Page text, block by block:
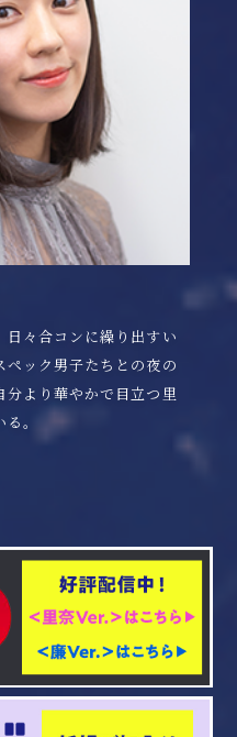
日々合コンに繰り出すい
ック男子たちとの夜の
より華やかで目立つ里
。